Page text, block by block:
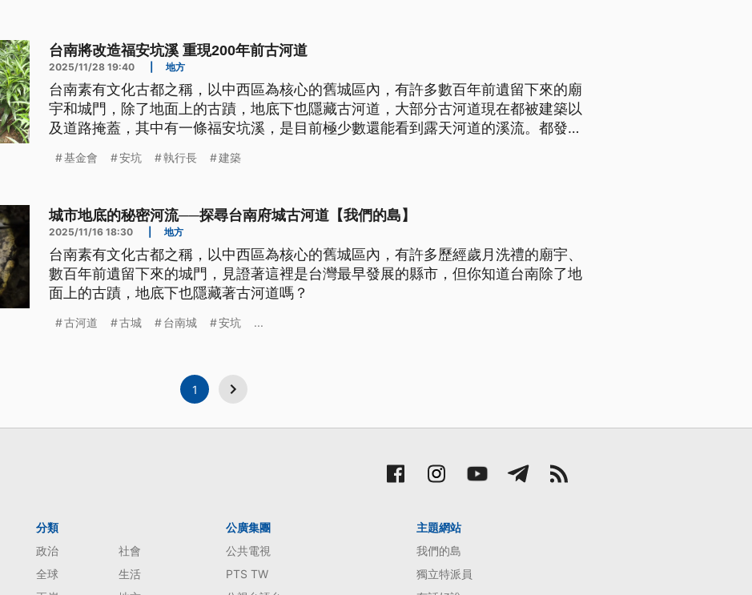
台南將改造福安坑溪 重現200年前古河道
2025/11/28 19:40 地方
台南素有文化古都之稱，以中西區為核心的舊城區內，有許多數百年前遺留下來的廟
宇和城門，除了地面上的古蹟，地底下也隱藏古河道，大部分古河道現在都被建築以
及道路掩蓋，其中有一條福安坑溪，是目前極少數還能看到露天河道的溪流。都發局
基金會 安坑 執行長 建築
城市地底的秘密河流──探尋台南府城古河道【我們的島】
2025/11/16 18:30 地方
台南素有文化古都之稱，以中西區為核心的舊城區內，有許多歷經歲月洗禮的廟宇、
數百年前遺留下來的城門，見證著這裡是台灣最早發展的縣市，但你知道台南除了地
面上的古蹟，地底下也隱藏著古河道嗎？
古河道 古城 台南城 安坑 ...
1
分類
政治
社會
全球
生活
公廣集團
公共電視
PTS TW
主題網站
我們的島
獨立特派員